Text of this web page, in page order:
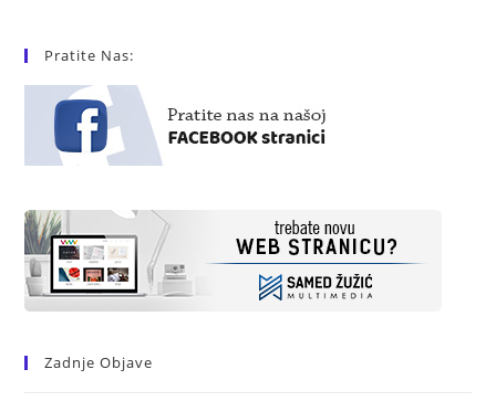
Pratite Nas:
Zadnje Objave